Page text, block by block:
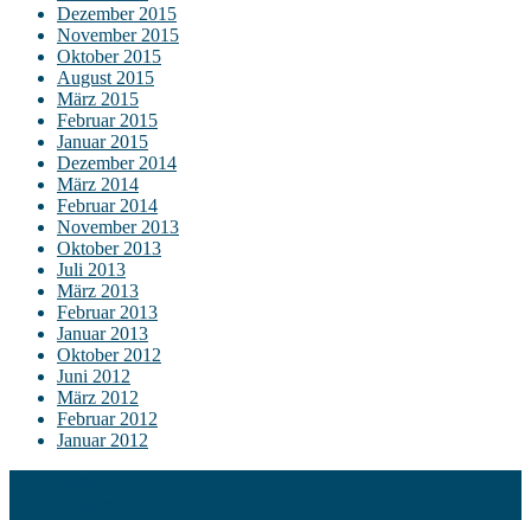
Dezember 2015
November 2015
Oktober 2015
August 2015
März 2015
Februar 2015
Januar 2015
Dezember 2014
März 2014
Februar 2014
November 2013
Oktober 2013
Juli 2013
März 2013
Februar 2013
Januar 2013
Oktober 2012
Juni 2012
März 2012
Februar 2012
Januar 2012